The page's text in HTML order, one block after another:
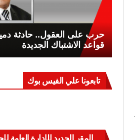
حرب على العقول.. حادثة
قواعد الاشتباك الجديدة
تابعونا علي الفيس بوك